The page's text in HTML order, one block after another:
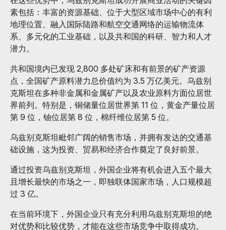
素包括：丰富的资源基础、位于大型区域市场中心的有利
地理位置、融入国际陆路和航空交通网络的运输物流体
系、多元化的工业基础，以及共和国的科研、智力和人才
潜力。
共和国境内已发现 2,800 多处矿床和有前景的矿产资源
点，全国矿产原料潜力总价值约为 3.5 万亿美元。乌兹别
克斯坦在多种非金属和金属矿产以及农业原料方面位居世
界前列。特别是，铜储量位居世界第 11 位，黄金产量位居
第 9 位，铀位居第 8 位，棉纤维位居第 5 位。
乌兹别克斯坦毗邻广阔的销售市场，并拥有发达的交通基
础设施，这为投资、贸易和经济合作奠定了良好前景。
通过投资乌兹别克斯坦，外国企业将有机会进入五个最大
且增长最快的市场之一，即独联体国家市场，人口规模超
过 3 亿。
在当前环境下，外国企业只有充分利用乌兹别克斯坦的绝
对优势和比较优势，才能在这些市场竞争中取得成功。